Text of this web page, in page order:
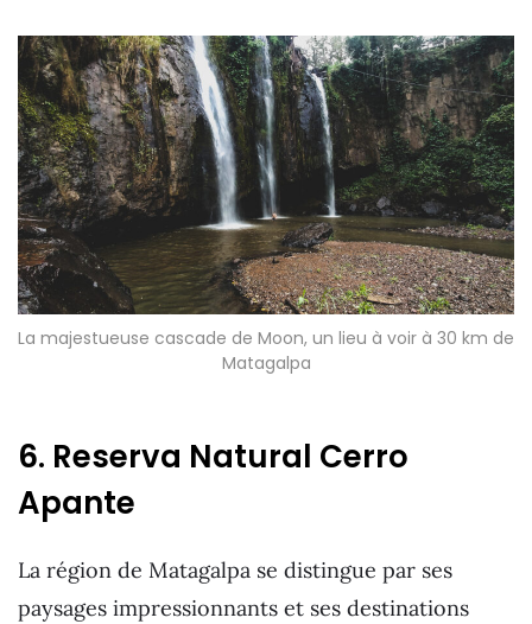
La majestueuse cascade de Moon, un lieu à voir à 30 km de
Matagalpa
6. Reserva Natural Cerro
Apante
La région de Matagalpa se distingue par ses
paysages impressionnants et ses destinations